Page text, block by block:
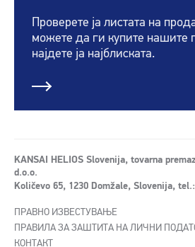
Проверете ја листата на
можете да ги купите нашите
најдете ја најблиската.
KANSAI HELIOS Slovenija, tovarna
d.o.o.
Količevo 65, 1230 Domžale, Slovenija,
ПРАВНО ИЗВЕСТУВАЊЕ
ПРАВИЛА ЗА ЗАШТИТА НА ЛИЧНИ
КОНТАКТ